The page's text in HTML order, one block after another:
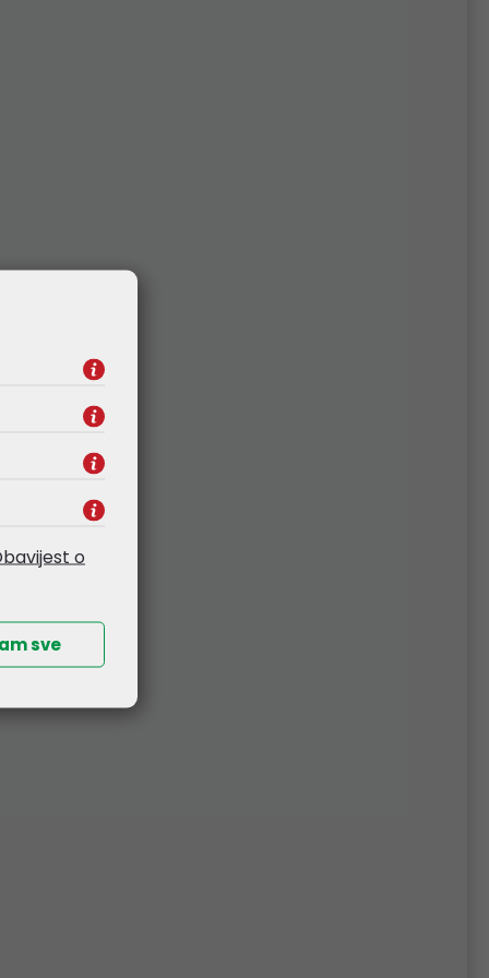
NOVO !!!
kabel Cat.8 (Class I), LSOH,
o
sve